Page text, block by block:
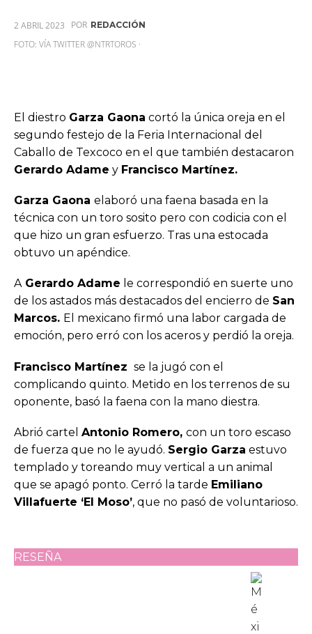
2 ABRIL 2023 POR REDACCIÓN
FOTO: VÍA TWITTER @NTRTOROS ·
El diestro Garza Gaona cortó la única oreja en el
segundo festejo de la Feria Internacional del
Caballo de Texcoco en el que también destacaron
Gerardo Adame y Francisco Martínez.
Garza Gaona elaboró una faena basada en la
técnica con un toro sosito pero con codicia con el
que hizo un gran esfuerzo. Tras una estocada
obtuvo un apéndice.
AGerardo Adame le correspondió en suerte uno
de los astados más destacados del encierro de San
Marcos. El mexicano firmó una labor cargada de
emoción, pero erró con los aceros y perdió la oreja.
Francisco Martínez se la jugó con el
complicando quinto. Metido en los terrenos de su
oponente, basó la faena con la mano diestra.
Abrió cartel Antonio Romero, con un toro escaso
de fuerza que no le ayudó. Sergio Garza estuvo
templado y toreando muy vertical a un animal
que se apagó ponto. Cerró la tarde Emiliano
Villafuerte ‘El Moso’, que no pasó de voluntarioso.
RESEÑA